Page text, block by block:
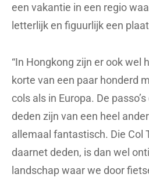
een vakantie in een regio
letterlijk en figuurlijk een
“In Hongkong zijn er ook wel
korte van een paar honderd
cols als in Europa. De
deden zijn van een heel
allemaal fantastisch. Die Col
daarnet deden, is dan wel
landschap waar we door